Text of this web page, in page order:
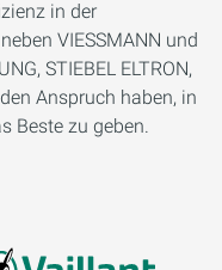
in der
VIESSMANN und
STIEBEL ELTRON,
Anspruch haben, in
Beste zu geben.